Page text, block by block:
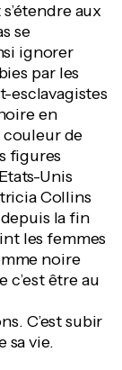
aux
se
ignorer
par les
esclavagistes
en
couleur de
figures
Unis
Collins
la fin
les femmes
noire
c’est être au
C’est subir
sa vie.